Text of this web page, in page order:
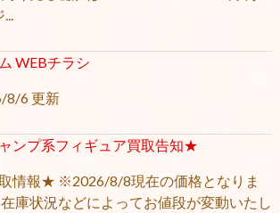
WEBチラシ
8/6 更新
ンプ系フィギュア買取告知★
情報★ ※2026/8/8現在の価格となりま
庫状況などによってお値段が変動いたし